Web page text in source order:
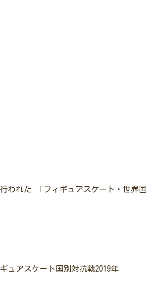
われた 「フィギュアスケート・世界国
ュアスケート 国別対抗戦2019年